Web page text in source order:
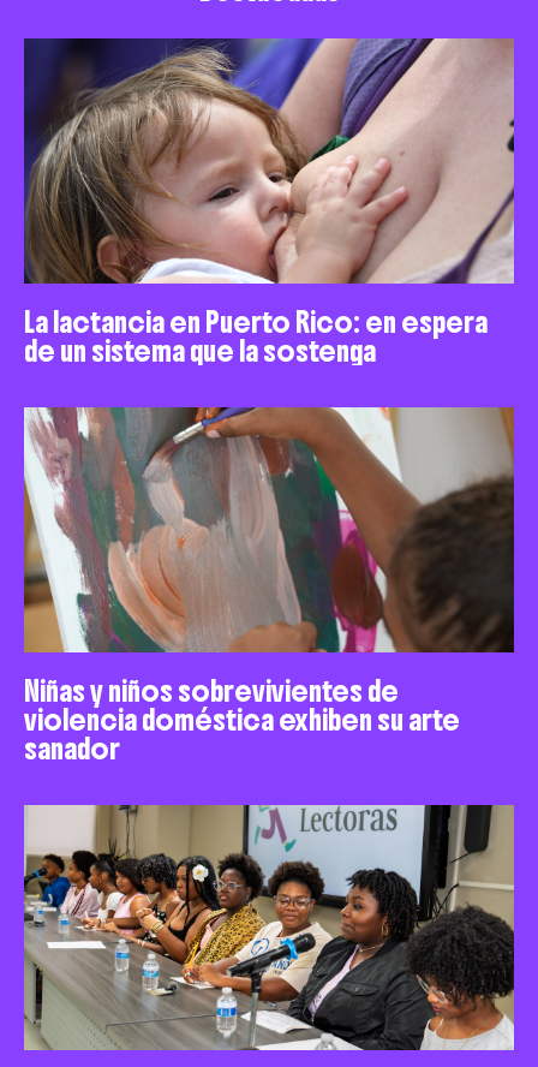
La lactancia en Puerto Rico: en espera
de un sistema que la sostenga
Niñas y niños sobrevivientes de
violencia doméstica exhiben su arte
sanador